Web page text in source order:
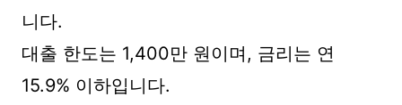
니다.
대출 한도는 1,400만 원이며, 금리는 연
15.9% 이하입니다.